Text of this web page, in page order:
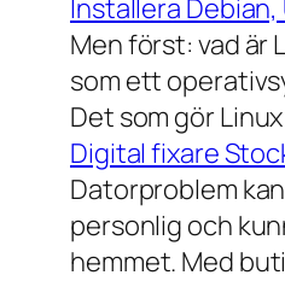
Installera
Men först: vad är
som ett
Det som gör
Digital fixare
Datorproblem
personlig och
hemmet. Med